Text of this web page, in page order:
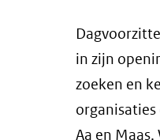
in zijn
zoeken en
organisaties
Aa en